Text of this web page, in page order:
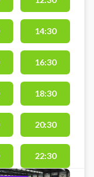
14:30
16:30
18:30
20:30
22:30